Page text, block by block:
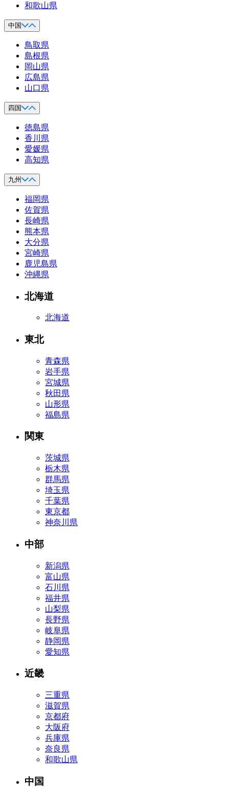
和歌山県
中国
鳥取県
島根県
岡山県
広島県
山口県
四国
徳島県
香川県
愛媛県
高知県
九州
福岡県
佐賀県
長崎県
熊本県
大分県
宮崎県
鹿児島県
沖縄県
北海道
北海道
東北
青森県
岩手県
宮城県
秋田県
山形県
福島県
関東
茨城県
栃木県
群馬県
埼玉県
千葉県
東京都
神奈川県
中部
新潟県
富山県
石川県
福井県
山梨県
長野県
岐阜県
静岡県
愛知県
近畿
三重県
滋賀県
京都府
大阪府
兵庫県
奈良県
和歌山県
中国